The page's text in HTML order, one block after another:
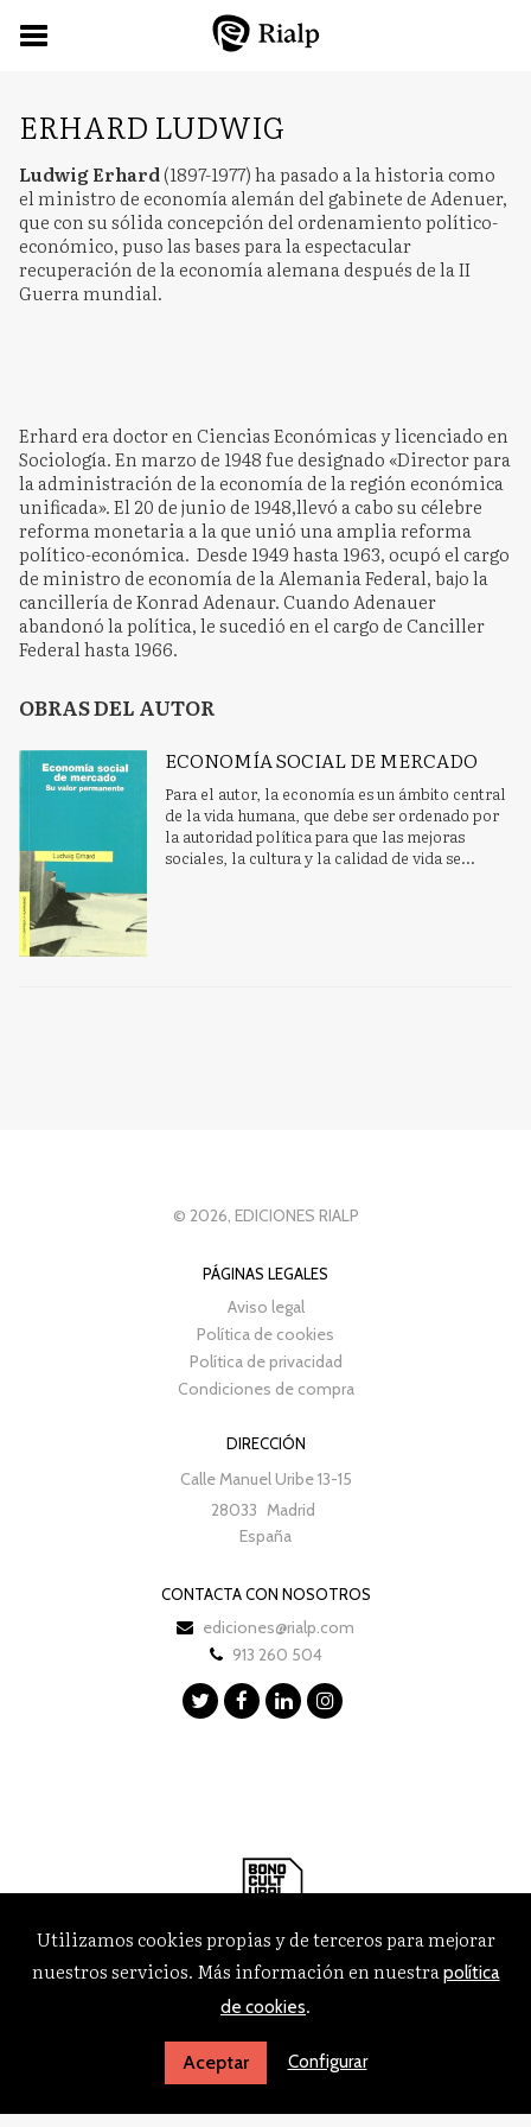
ERHARD LUDWIG
Ludwig Erhard(1897-1977) ha pasado a la historia como
el ministro de economía alemán del gabinete de Adenuer,
que con su sólida concepción del ordenamiento político-
económico, puso las bases para la espectacular
recuperación de la economía alemana después de la II
Guerra mundial.
Erhard era doctor en Ciencias Económicas y licenciado en
Sociología. En marzo de 1948 fue designado «Director para
la administración de la economía de la región económica
unificada». El 20 de junio de 1948,llevó a cabo su célebre
reforma monetaria a la que unió una amplia reforma
político-económica. Desde 1949 hasta 1963, ocupó el cargo
de ministro de economía de la Alemania Federal, bajo la
cancillería de Konrad Adenaur. Cuando Adenauer
abandonó la política, le sucedió en el cargo de Canciller
Federal hasta 1966.
OBRAS DEL AUTOR
ECONOMÍA SOCIAL DE MERCADO
Para el autor, la economía es un ámbito central
de la vida humana, que debe ser ordenado por
la autoridad política para que las mejoras
sociales, la cultura y la calidad de vida se...
© 2026, EDICIONES RIALP
PÁGINAS LEGALES
Aviso legal
Política de cookies
Política de privacidad
Condiciones de compra
DIRECCIÓN
Calle Manuel Uribe 13-15
28033 Madrid
España
CONTACTA CON NOSOTROS
ediciones@rialp.com
913 260 504
Utilizamos cookies propias y de terceros para mejorar
nuestros servicios. Más información en nuestrapolítica
de cookies.
Aceptar Configurar